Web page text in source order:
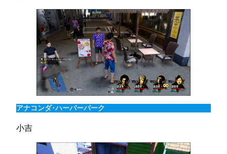
アナコンダ･ハーバーパーク
小吉